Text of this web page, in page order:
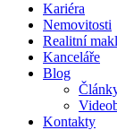
Kariéra
Nemovitosti
Realitní
Kanceláře
Blog
Kontakty